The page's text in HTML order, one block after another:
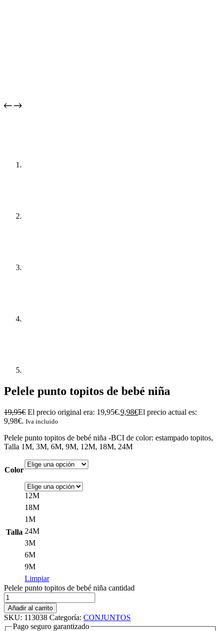
Pelele punto topitos de bebé niña
19,95€ El precio original era: 19,95€.9,98€El precio actual es:
9,98€. Iva incluido
Pelele punto topitos de bebé niña -BCI de color: estampado topitos,
Talla 1M, 3M, 6M, 9M, 12M, 18M, 24M
Color
Talla
12M
18M
1M
24M
3M
6M
9M
Limpiar
Pelele punto topitos de bebé niña cantidad
Añadir al carrito
SKU: 113038 Categoría: CONJUNTOS
Pago seguro garantizado